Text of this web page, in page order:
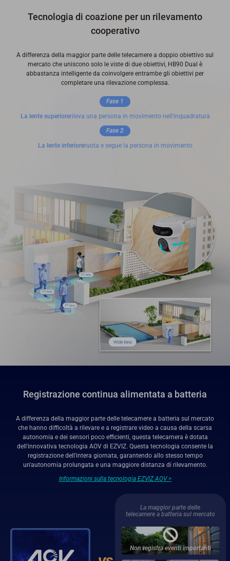
Tecnologia di coazione per un rilevamento
cooperativo
A differenza della maggior parte delle telecamere a doppio obiettivo sul
mercato che uniscono solo le viste di due obiettivi, HB90 Dual è
abbastanza intelligente da coinvolgere entrambe gli obiettivi per
completare una rilevazione complessa.
Fase 1
La lente superiorerileva una persona in movimento nell'inquadratura
Fase 2
La lente inferioreruota e segue la persona in movimento
Registrazione continua alimentata a batteria
A differenza della maggior parte delle telecamere a batteria sul mercato
che hanno difficoltà a rilevare e a registrare video a causa della scarsa
autonomia e dei sensori poco efficienti, questa telecamera è dotata
dell'innovativa tecnologia AOV di EZVIZ. Questa tecnologia consente la
registrazione dell'intera giornata, garantendo allo stesso tempo
un'autonomia prolungata e una maggiore distanza di rilevamento.
Informazioni sulla tecnologia EZVIZ AOV >
La maggior parte delle
telecamere a batteria sul mercato
Non registra eventi importanti